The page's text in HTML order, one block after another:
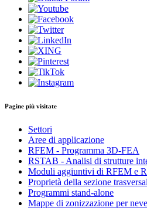
Pagine più visitate
Settori
Aree di applicazione
RFEM - Programma 3D-FEA
RSTAB - Analisi di strutture
Moduli aggiuntivi di RFEM e
Proprietà della sezione
Programmi stand-alone
Mappe di zonizzazione per